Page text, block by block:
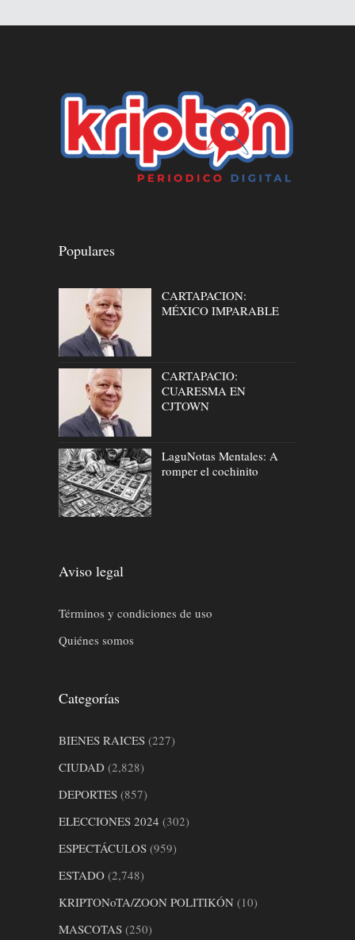
Populares
CARTAPACION:
MÉXICO IMPARABLE
CARTAPACIO:
CUARESMA EN
CJTOWN
LaguNotas Mentales: A
romper el cochinito
Aviso legal
Términos y condiciones de uso
Quiénes somos
Categorías
BIENES RAICES (227)
CIUDAD (2,828)
DEPORTES (857)
ELECCIONES 2024 (302)
ESPECTÁCULOS (959)
ESTADO (2,748)
KRIPTONoTA/ZOON POLITIKÓN (10)
MASCOTAS (250)